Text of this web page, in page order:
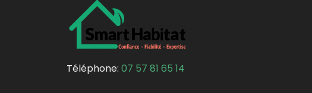
Téléphone: 07 57 81 65 14